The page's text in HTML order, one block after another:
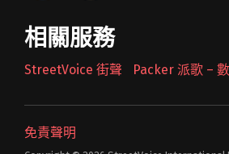
相關服務
StreetVoice 街聲 Packer 派歌 –
免責聲明